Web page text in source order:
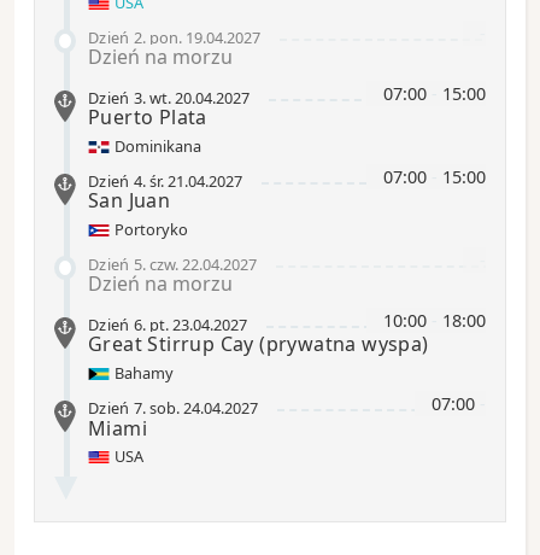
Dzień 2. pon. 19.04.2027
Dzień na morzu
07:00 15:00
Dzień 3.wt.20.04.2027
Puerto Plata
Dominikana
07:00 15:00
Dzień 4.śr.21.04.2027
San Juan
Portoryko
Dzień 5.czw.22.04.2027
Dzień na morzu
10:00 18:00
Dzień 6. pt.23.04.2027
Great Stirrup Cay(prywatna wyspa)
Bahamy
07:00
Dzień 7.sob.24.04.2027
Miami
USA